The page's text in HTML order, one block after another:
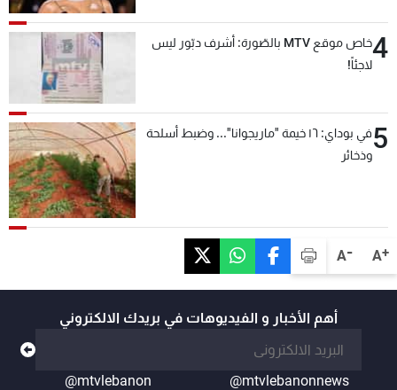
A+
A-
4
خاص موقع MTV بالصّورة: أشرف دبّور ليس
لاجئاً!
5
في بوداي: ١٦ خيمة "ماريجوانا"... وضبط أسلحة
وذخائر
أهم الأخبار و الفيديوهات في بريدك الالكتروني
@mtvlebanonnews
@mtvlebanon